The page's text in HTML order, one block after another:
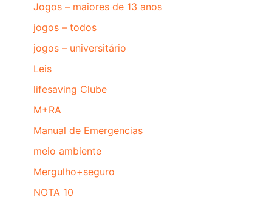
Jogos – maiores de 13 anos
jogos – todos
jogos – universitário
Leis
lifesaving Clube
M+RA
Manual de Emergencias
meio ambiente
Mergulho+seguro
NOTA 10